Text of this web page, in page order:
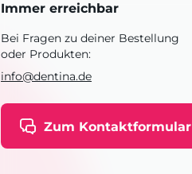
Immer erreichbar
Bei Fragen zu deiner Bestellung
oder Produkten:
info@dentina.de
Zum Kontaktformular